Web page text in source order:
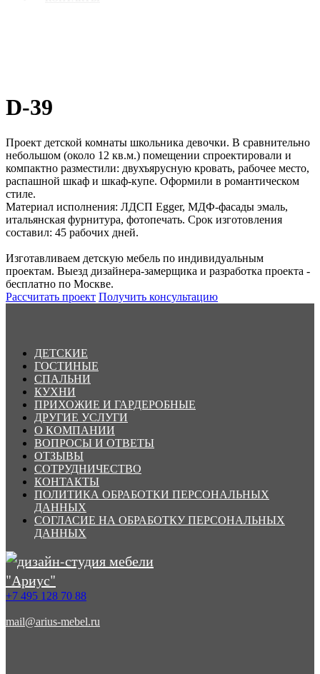
D-39
Проект детской комнаты школьника девочки. В сравнительно
небольшом (около 12 кв.м.) помещении спроектировали и
компактно разместили: двухъярусную кровать, рабочее место,
распашной шкаф и шкаф-купе. Оформили в романтическом
стиле.
Материал исполнения: ЛДСП Egger, МДФ-фасады эмаль,
итальянская фурнитура, фотопечать. Срок изготовления
составил: 45 рабочих дней.
Изготавливаем детскую мебель по индивидуальным
проектам. Выезд дизайнера-замерщика и разработка проекта -
бесплатно по Москве.
Рассчитать проект Получить консультацию
ДЕТСКИЕ
ГОСТИНЫЕ
СПАЛЬНИ
КУХНИ
ПРИХОЖИЕ И ГАРДЕРОБНЫЕ
ДРУГИЕ УСЛУГИ
О КОМПАНИИ
ВОПРОСЫ И ОТВЕТЫ
ОТЗЫВЫ
СОТРУДНИЧЕСТВО
КОНТАКТЫ
ПОЛИТИКА ОБРАБОТКИ ПЕРСОНАЛЬНЫХ
ДАННЫХ
СОГЛАСИЕ НА ОБРАБОТКУ ПЕРСОНАЛЬНЫХ
ДАННЫХ
+7 495 128 70 88
mail@arius-mebel.ru